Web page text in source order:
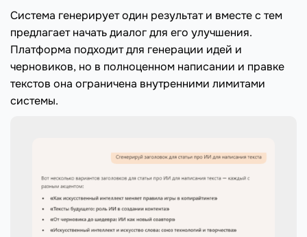
Система генерирует один результат и вместе с тем
предлагает начать диалог для его улучшения.
Платформа подходит для генерации идей и
черновиков, но в полноценном написании и правке
текстов она ограничена внутренними лимитами
системы.